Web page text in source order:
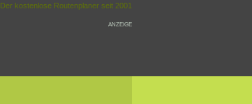
Der kostenlose Routenplaner seit 2001
ANZEIGE